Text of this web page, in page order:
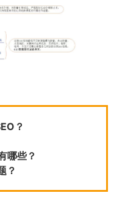
？
哪些？
？